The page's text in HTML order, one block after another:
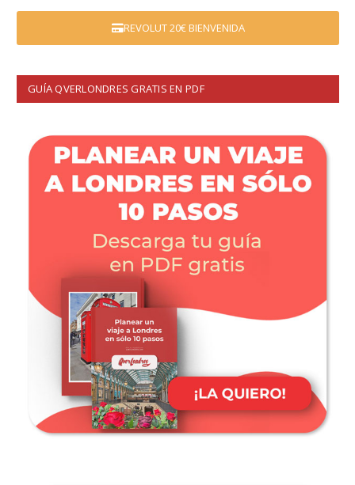
REVOLUT 20€ BIENVENIDA
GUÍA QVERLONDRES GRATIS EN PDF